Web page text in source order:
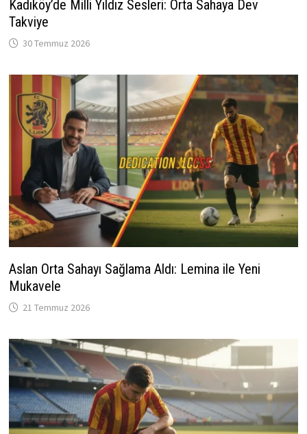
Kadıköy’de Milli Yıldız Sesleri: Orta Sahaya Dev
Takviye
30 Temmuz 2026
Aslan Orta Sahayı Sağlama Aldı: Lemina ile Yeni
Mukavele
21 Temmuz 2026